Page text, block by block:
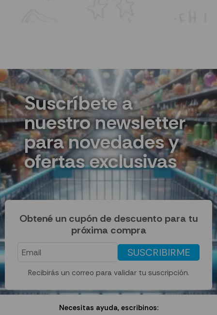
Suscríbete a
nuestro newsletter
para novedades y
ofertas exclusivas
Obtené un cupón de descuento para tu
próxima compra
SUSCRIBIRME
Recibirás un correo para validar tu suscripción.
Necesitas ayuda, escribinos: